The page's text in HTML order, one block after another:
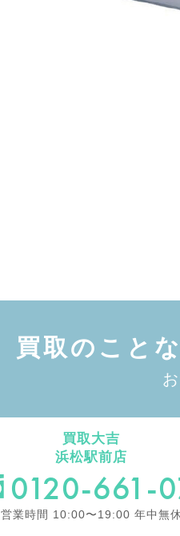
買取のこと
買取大吉
浜松駅前店
0120-661-
営業時間 10:00〜19:00 年中無